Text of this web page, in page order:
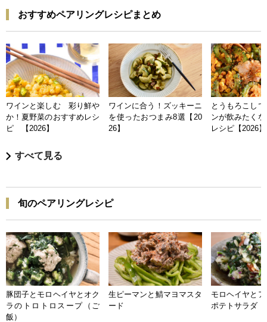
おすすめペアリングレシピまとめ
ワインと楽しむ 彩り鮮や
か！夏野菜のおすすめレシ
ピ 【2026】
ワインに合う！ズッキーニ
を使ったおつまみ8選【20
26】
とうもろこし
ンが飲みたく
レシピ【2026】
すべて見る
旬のペアリングレシピ
豚団子とモロヘイヤとオク
ラのトロトロスープ（ご
飯）
生ピーマンと鯖マヨマスタ
ード
モロヘイヤと
ポテトサラダ